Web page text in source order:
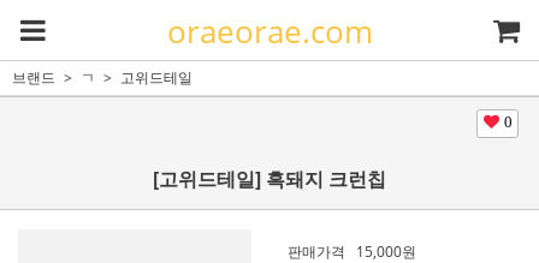
oraeorae.com
브랜드 ㄱ 고위드테일
0
[고위드테일] 흑돼지 크런칩
판매가격 15,000원